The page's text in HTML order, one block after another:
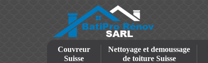
Couvreur
Suisse
Nettoyage et demoussage
de toiture Suisse